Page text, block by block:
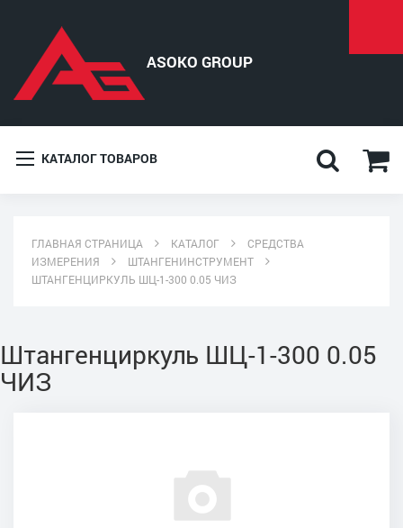
КАТАЛОГ ТОВАРОВ
ГЛАВНАЯ СТРАНИЦА КАТАЛОГ
СРЕДСТВА
ИЗМЕРЕНИЯ
ШТАНГЕНИНСТРУМЕНТ
ШТАНГЕНЦИРКУЛЬ ШЦ-1-300 0.05 ЧИЗ
Штангенциркуль ШЦ-1-300 0.05
ЧИЗ